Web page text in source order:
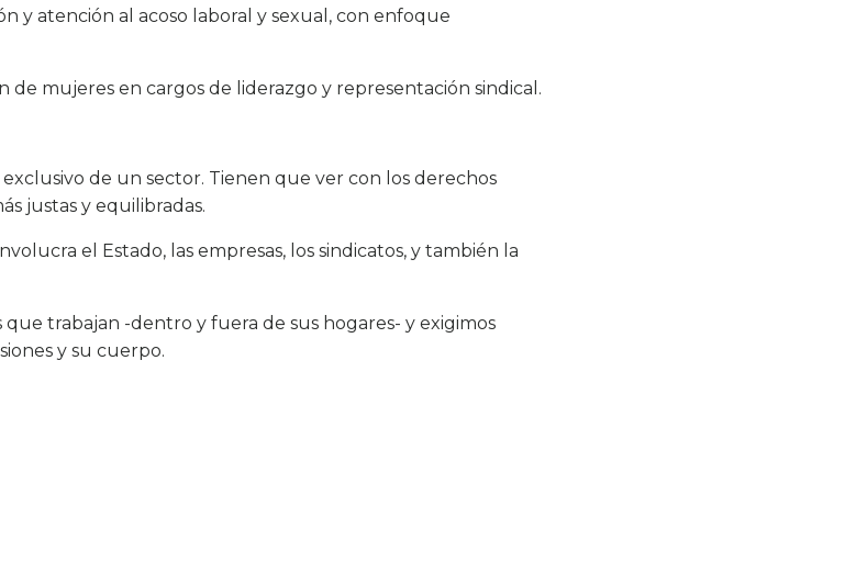
y atención al acoso laboral y sexual, con enfoque
de mujeres en cargos de liderazgo y representación sindical.
de un sector. Tienen que ver con los derechos
justas y equilibradas.
el Estado, las empresas, los sindicatos, y también la
que trabajan -dentro y fuera de sus hogares- y exigimos
y su cuerpo.